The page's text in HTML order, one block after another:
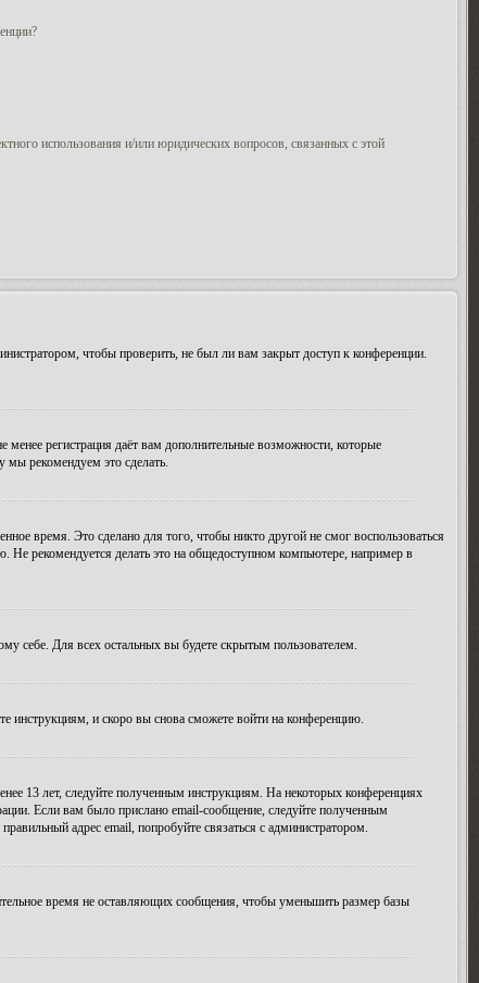
использования и/или юридических вопросов, связанных с этой
чтобы проверить, не был ли вам закрыт доступ к конференции.
регистрация даёт вам дополнительные возможности, которые
мы рекомендуем это сделать.
время. Это сделано для того, чтобы никто другой не смог воспользоваться
рекомендуется делать это на общедоступном компьютере, например в
себе. Для всех остальных вы будете скрытым пользователем.
инструкциям, и скоро вы снова сможете войти на конференцию.
13 лет, следуйте полученным инструкциям. На некоторых конференциях
Если вам было прислано email-сообщение, следуйте полученным
адрес email, попробуйте связаться с администратором.
время не оставляющих сообщения, чтобы уменьшить размер базы